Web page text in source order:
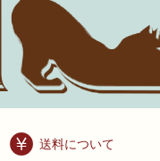
送料について